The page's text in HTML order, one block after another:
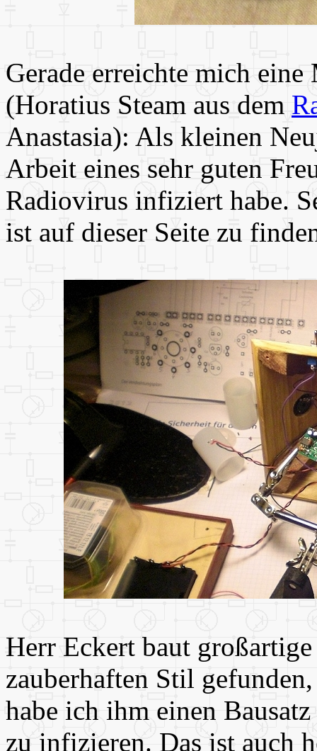
Gerade erreichte mich
(Horatius Steam aus dem
Anastasia): Als kleinen
Arbeit eines sehr guten
Radiovirus infiziert habe.
ist auf dieser Seite zu
Herr Eckert baut
zauberhaften Stil
habe ich ihm einen
zu infizieren. Das ist auch